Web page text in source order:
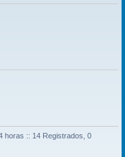
horas :: 14 Registrados, 0